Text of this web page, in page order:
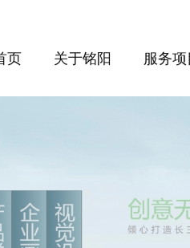
页 关于铭阳 服务项